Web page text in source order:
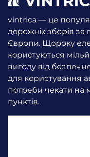
vintrica — це
дорожніх зборів за
Європи. Щороку
користуються
вигоду від
для користування
потреби чекати на
пунктів.